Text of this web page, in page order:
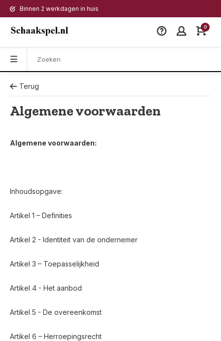
Binnen 2 werkdagen in huis
0
Terug
Algemene voorwaarden
Algemene voorwaarden:
Inhoudsopgave:
Artikel 1 – Definities
Artikel 2 - Identiteit van de ondernemer
Artikel 3 – Toepasselijkheid
Artikel 4 - Het aanbod
Artikel 5 - De overeenkomst
Artikel 6 – Herroepingsrecht